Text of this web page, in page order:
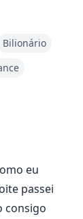
a boca em
outra
cabeça
com
Bilionário
eu
passei
consigo